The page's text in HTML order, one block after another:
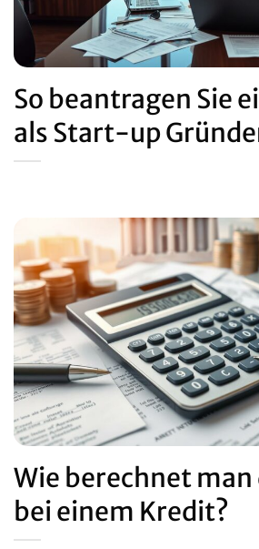
So beantragen Sie
als Start-up
Wie berechnet man
bei einem Kredit?